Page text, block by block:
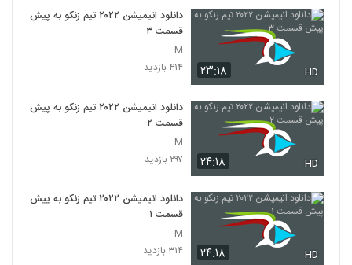
۲۳:۱۸ HD
دانلود انیمیشن ۲۰۲۲ تیم زنکو به پیش
قسمت ۳
M
۴۱۴ بازدید
۲۴:۱۸ HD
دانلود انیمیشن ۲۰۲۲ تیم زنکو به پیش
قسمت ۲
M
۲۹۷ بازدید
۲۴:۱۸ HD
دانلود انیمیشن ۲۰۲۲ تیم زنکو به پیش
قسمت ۱
M
۳۱۴ بازدید